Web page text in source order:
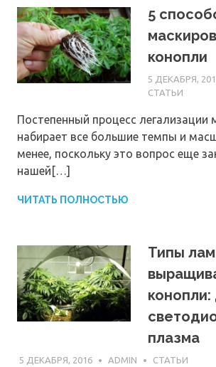
5
конопли
5 ДЕКАБРЯ,
СТАТЬИ
Постепенный процесс легализации
набирает все большие темпы и
менее, поскольку это вопрос еще
нашей[…]
ЧИТАТЬ ПОЛНОСТЬЮ
Типы
плазма
5 ДЕКАБРЯ, 2016 ADMIN СТАТЬИ